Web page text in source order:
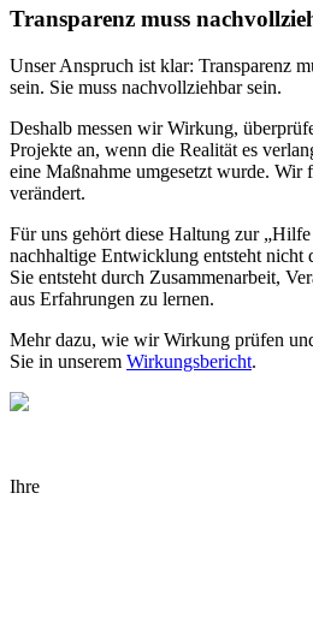
Transparenz muss
Unser Anspruch ist klar: Transparenz
sein. Sie muss nachvollziehbar sein.
Deshalb messen wir Wirkung,
Projekte an, wenn die Realität es
eine Maßnahme umgesetzt wurde. Wir
verändert.
Für uns gehört diese Haltung zur
nachhaltige Entwicklung entsteht nicht
Sie entsteht durch Zusammenarbeit,
aus Erfahrungen zu lernen.
Mehr dazu, wie wir Wirkung prüfen
Sie in unserem Wirkungsbericht.
Ihre